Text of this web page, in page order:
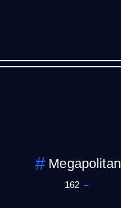
Megapolitan
162